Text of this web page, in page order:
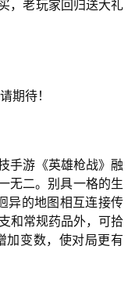
，老玩家回归送大礼
期待！
手游《英雄枪战》融
无二。别具一格的生
的地图相互连接传
和常规药品外，可拾
加变数，使对局更有